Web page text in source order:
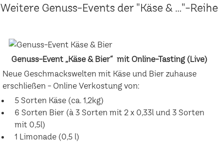
Weitere Genuss-Events der "Käse & ..."-Reihe
Genuss-Event „Käse & Bier“ mit Online-Tasting (Live)
Neue Geschmackswelten mit Käse und Bier zuhause
erschließen - Online Verkostung von:
5 Sorten Käse (ca. 1,2kg)
6 Sorten Bier (à 3 Sorten mit 2 x 0,33l und 3 Sorten
mit 0,5l)
1 Limonade (0,5 l)